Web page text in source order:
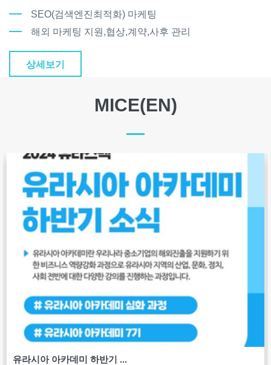
SEO(검색엔진최적화) 마케팅
해외 마케팅 지원,협상,계약,사후 관리
상세보기
MICE(EN)
유라시아 아카데미 하반기 ...